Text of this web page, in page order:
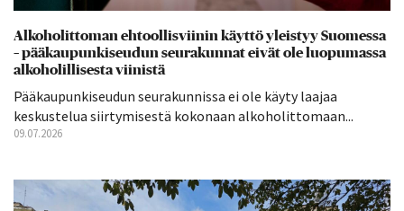
Alkoholittoman ehtoollisviinin käyttö yleistyy Suomessa
– pääkaupunkiseudun seurakunnat eivät ole luopumassa
alkoholillisesta viinistä
Pääkaupunkiseudun seurakunnissa ei ole käyty laajaa
keskustelua siirtymisestä kokonaan alkoholittomaan...
09.07.2026